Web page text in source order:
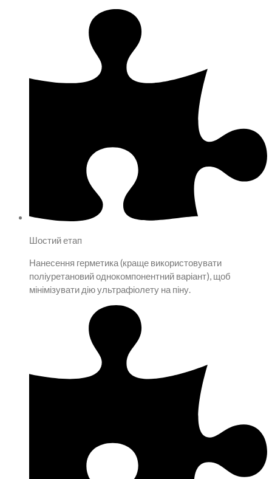
Шостий етап
Нанесення герметика (краще використовувати
поліуретановий однокомпонентний варіант), щоб
мінімізувати дію ультрафіолету на піну.